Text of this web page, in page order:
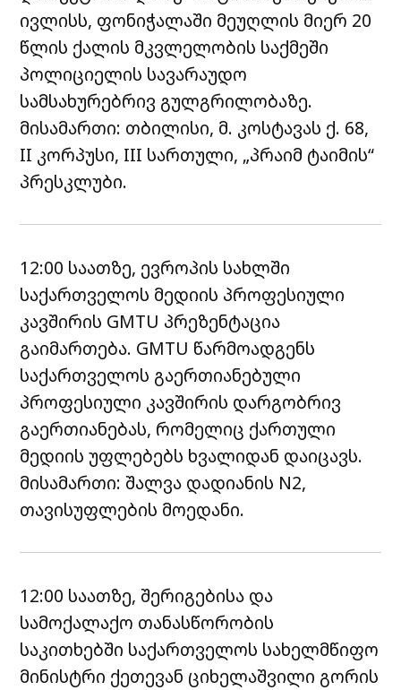
ივლისს, ფონიჭალაში მეუღლის მიერ 20
წლის ქალის მკვლელობის საქმეში
პოლიციელის სავარაუდო
სამსახურებრივ გულგრილობაზე.
მისამართი: თბილისი, მ. კოსტავას ქ. 68,
II კორპუსი, III სართული, „პრაიმ ტაიმის“
პრესკლუბი.
12:00 საათზე, ევროპის სახლში
საქართველოს მედიის პროფესიული
კავშირის GMTU პრეზენტაცია
გაიმართება. GMTU წარმოადგენს
საქართველოს გაერთიანებული
პროფესიული კავშირის დარგობრივ
გაერთიანებას, რომელიც ქართული
მედიის უფლებებს ხვალიდან დაიცავს.
მისამართი: შალვა დადიანის N2,
თავისუფლების მოედანი.
12:00 საათზე, შერიგებისა და
სამოქალაქო თანასწორობის
საკითხებში საქართველოს სახელმწიფო
მინისტრი ქეთევან ციხელაშვილი გორის